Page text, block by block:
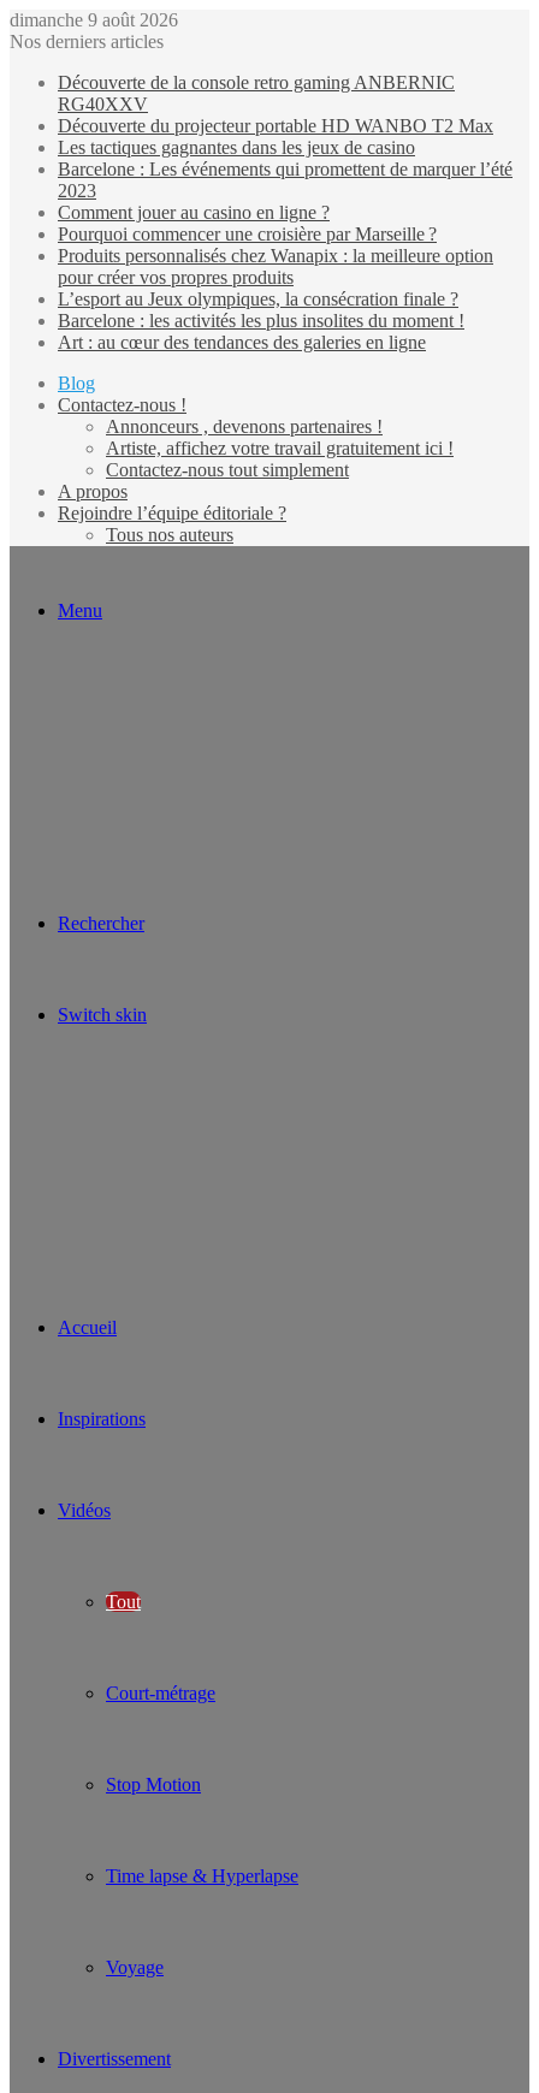
dimanche 9 août 2026
Nos derniers articles
Découverte de la console retro gaming ANBERNIC
RG40XXV
Découverte du projecteur portable HD WANBO T2 Max
Les tactiques gagnantes dans les jeux de casino
Barcelone : Les événements qui promettent de marquer l’été
2023
Comment jouer au casino en ligne ?
Pourquoi commencer une croisière par Marseille ?
Produits personnalisés chez Wanapix : la meilleure option
pour créer vos propres produits
L’esport au Jeux olympiques, la consécration finale ?
Barcelone : les activités les plus insolites du moment !
Art : au cœur des tendances des galeries en ligne
Blog
Contactez-nous !
Annonceurs , devenons partenaires !
Artiste, affichez votre travail gratuitement ici !
Contactez-nous tout simplement
A propos
Rejoindre l’équipe éditoriale ?
Tous nos auteurs
Menu
Rechercher
Switch skin
Accueil
Inspirations
Vidéos
Tout
Court-métrage
Stop Motion
Time lapse & Hyperlapse
Voyage
Divertissement